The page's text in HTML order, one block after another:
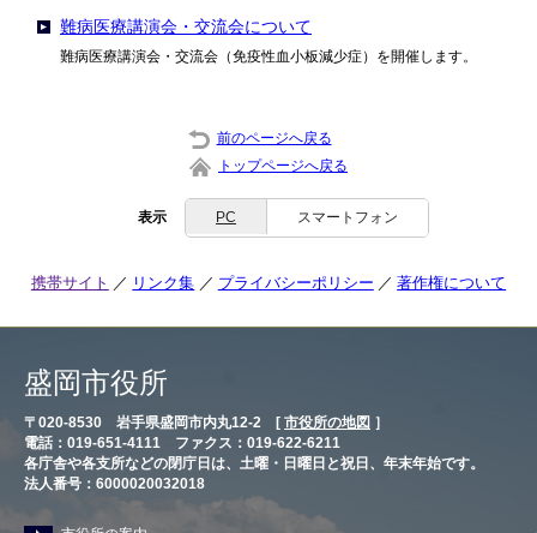
難病医療講演会・交流会について
難病医療講演会・交流会（免疫性血小板減少症）を開催します。
前のページへ戻る
トップページへ戻る
表示 PC スマートフォン
携帯サイト リンク集 プライバシーポリシー 著作権について
盛岡市役所
〒020-8530 岩手県盛岡市内丸12-2 [ 市役所の地図 ］
電話：019-651-4111 ファクス：019-622-6211
各庁舎や各支所などの閉庁日は、土曜・日曜日と祝日、年末年始です。
法人番号：6000020032018